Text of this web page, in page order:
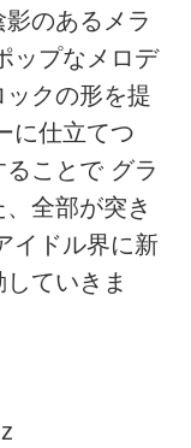
のあるメラ
ップなメロデ
ックの形を提
に仕立てつ
ことで グラ
全部が突き
イドル界に新
ていきま